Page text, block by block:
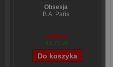
Obsesja
B.A. Paris
54,39 zł
43,71 zł